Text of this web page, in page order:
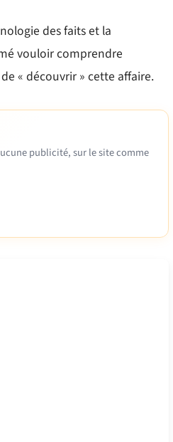
des faits et la
vouloir comprendre
« découvrir » cette affaire.
publicité, sur le site comme